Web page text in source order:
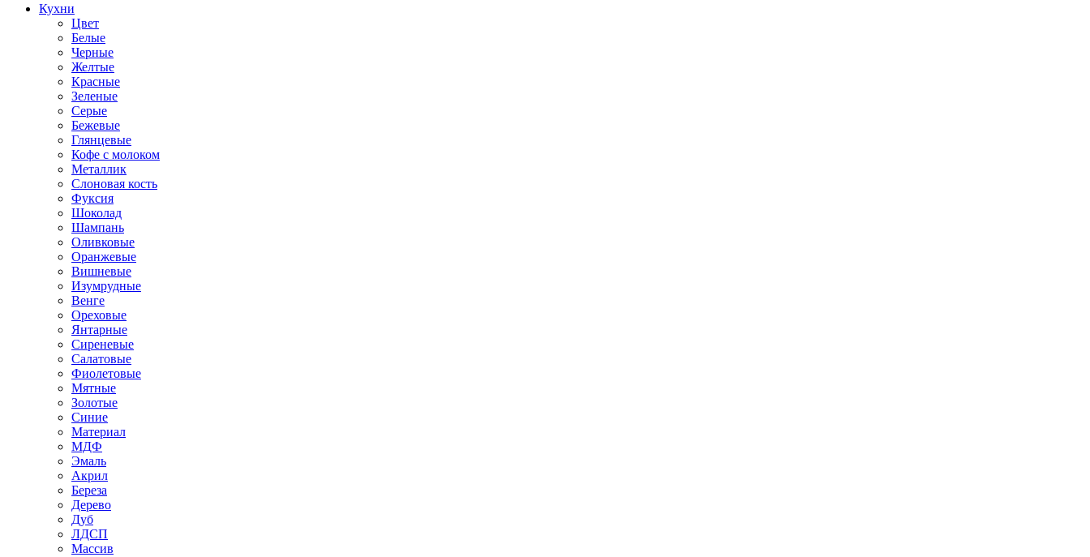
Кухни
Цвет
Белые
Черные
Желтые
Красные
Зеленые
Серые
Бежевые
Глянцевые
Кофе с молоком
Металлик
Слоновая кость
Фуксия
Шоколад
Шампань
Оливковые
Оранжевые
Вишневые
Изумрудные
Венге
Ореховые
Янтарные
Сиреневые
Салатовые
Фиолетовые
Мятные
Золотые
Синие
Материал
МДФ
Эмаль
Акрил
Береза
Дерево
Дуб
ЛДСП
Массив